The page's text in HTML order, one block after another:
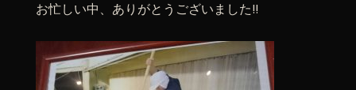
お忙しい中、ありがとうございました!!